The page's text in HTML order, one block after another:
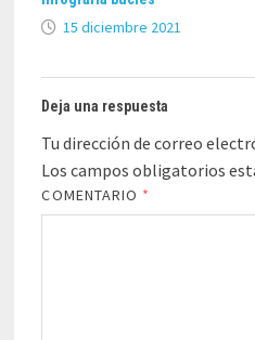
15 diciembre 2021
Deja una respuesta
Tu dirección de correo
Los campos obligatorios
COMENTARIO *